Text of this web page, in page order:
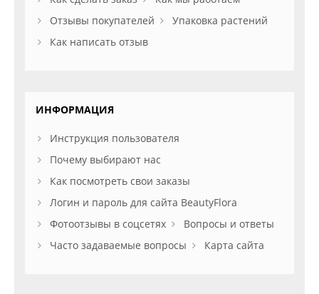
Отзывы покупателей
Упаковка растений
Как написать отзыв
ИНФОРМАЦИЯ
Инструкция пользователя
Почему выбирают нас
Как посмотреть свои заказы
Логин и пароль для сайта BeautyFlora
Фотоотзывы в соцсетях
Вопросы и ответы
Часто задаваемые вопросы
Карта сайта